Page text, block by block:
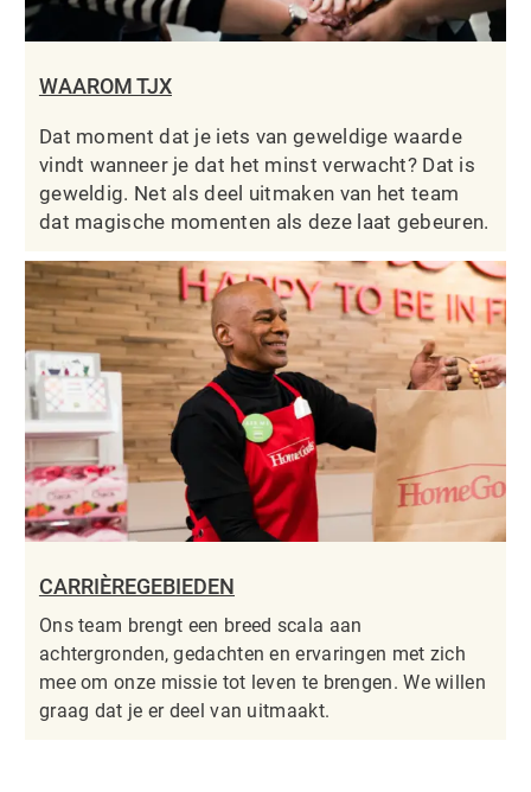
WAAROM TJX
Dat moment dat je iets van geweldige waarde
vindt wanneer je dat het minst verwacht? Dat is
geweldig. Net als deel uitmaken van het team
dat magische momenten als deze laat gebeuren.
CARRIÈREGEBIEDEN
Ons team brengt een breed scala aan
achtergronden, gedachten en ervaringen met zich
mee om onze missie tot leven te brengen. We willen
graag dat je er deel van uitmaakt.